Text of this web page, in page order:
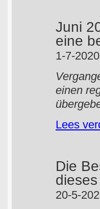
Juni
eine
1-7-2020
einen
Lees
Die
20-5-